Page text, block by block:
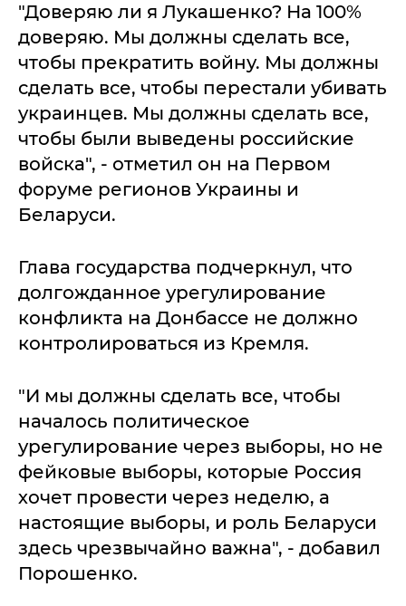
"Доверяю ли я Лукашенко? На 100%
доверяю. Мы должны сделать все,
чтобы прекратить войну. Мы должны
сделать все, чтобы перестали убивать
украинцев. Мы должны сделать все,
чтобы были выведены российские
войска", - отметил он на Первом
форуме регионов Украины и
Беларуси.
Глава государства подчеркнул, что
долгожданное урегулирование
конфликта на Донбассе не должно
контролироваться из Кремля.
"И мы должны сделать все, чтобы
началось политическое
урегулирование через выборы, но не
фейковые выборы, которые Россия
хочет провести через неделю, а
настоящие выборы, и роль Беларуси
здесь чрезвычайно важна", - добавил
Порошенко.